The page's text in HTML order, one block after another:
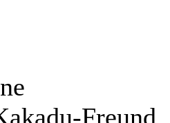
Freund